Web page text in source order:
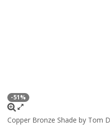
-51%
Copper Bronze Shade by Tom